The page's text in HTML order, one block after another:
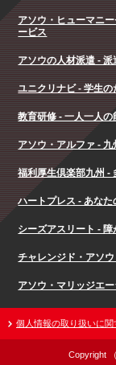
アソウ・ヒューマニ
ービス
アソウの人材派遣 -
ユニクリナビ - 学生
教育研修 - 一人一人
アソウ・アルファ -
福利厚生倶楽部九州 -
ハートプレス - あな
シーズアスリート -
チャレンジド・アソ
アソウ・マリッジエ
個人情報の取り扱いに関
Copyright